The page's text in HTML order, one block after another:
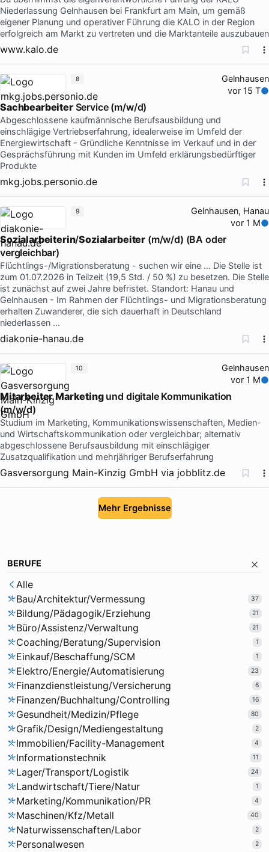
Niederlassung Gelnhausen bei Frankfurt am Main, um gemäß
eigener Planung und operativer Führung die KALO in der Region
erfolgreich am Markt zu vertreten und die Marktanteile auszubauen
www.kalo.de
Gelnhausen
vor 15 T
SachbearbeiterService (m/w/d)
Abgeschlossene kaufmännische Berufsausbildung und
einschlägige Vertriebserfahrung, idealerweise im Umfeld der
Energiewirtschaft - Gründliche Kenntnisse im Verkauf und in der
Gesprächsführung mit Kunden im Umfeld erklärungsbedürftiger
Produkte
mkg.jobs.personio.de
8
Gelnhausen, Hanau
vor 1 M
Sozialarbeiterin/Sozialarbeiter (m/w/d) (BA oder
vergleichbar)
Flüchtlings-/Migrationsberatung - suchen wir eine … Die Stelle ist
zum 01.07.2026 in Teilzeit (19,5 Std. / 50 %) zu besetzen. Die Stelle
ist zunächst auf zwei Jahre befristet. Standort: Hanau und
Gelnhausen - Im Rahmen der Flüchtlings- und Migrationsberatung
erhalten Zuwanderer, die sich dauerhaft in Deutschland
niederlassen …
diakonie-hanau.de
9
Gelnhausen
vor 1 M
MitarbeiterMarketingund digitale Kommunikation
(m/w/d)
Studium im Marketing, Kommunikationswissenschaften, Medien-
und Wirtschaftskommunikation oder vergleichbar; alternativ
abgeschlossene Berufsausbildung mit einschlägiger
Zusatzqualifikation und mehrjähriger Berufserfahrung
Gasversorgung Main-Kinzig GmbH via jobblitz.de
10
Mehr Ergebnisse
BERUFE
Alle
Bau/Architektur/Vermessung
37
Bildung/Pädagogik/Erziehung 21
Büro/Assistenz/Verwaltung 21
Coaching/Beratung/Supervision 1
Einkauf/Beschaffung/SCM 1
Elektro/Energie/Automatisierung 23
Finanzdienstleistung/Versicherung 6
Finanzen/Buchhaltung/Controlling 16
Gesundheit/Medizin/Pflege 80
Grafik/Design/Mediengestaltung 2
Immobilien/Facility-Management 4
Informationstechnik 11
Lager/Transport/Logistik 24
Landwirtschaft/Tiere/Natur 1
Marketing/Kommunikation/PR 4
Maschinen/Kfz/Metall 40
Naturwissenschaften/Labor 2
Personalwesen 2